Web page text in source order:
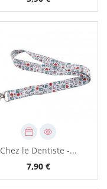
Chez le Dentiste -...
7,90 €